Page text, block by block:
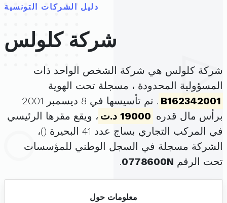
دليل الشركات التونسية
شركة كلولس
شركة كلولس هي شركة الشخص الواحد ذات
المسؤولية المحدودة ، مسجلة تحت الهوية
B162342001
. تم تأسيسها في 8 ديسمبر 2001
برأس مال قدره 19000 د.ت
، ويقع مقرها الرئيسي
في المركب التجاري بساج عدد 41 البحيرة (
)،
الشركة مسجلة في السجل الوطني للمؤسسات
تحت الرقم 0778600N
.
معلومات حول